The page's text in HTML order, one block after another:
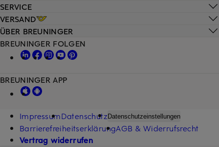
SERVICE
VERSAND
ÜBER BREUNINGER
BREUNINGER FOLGEN
BREUNINGER APP
ImpressumDatenschutzDatenschutzeinstellungen
BarrierefreiheitserklärungAGB & Widerrufsrecht
Vertrag widerrufen